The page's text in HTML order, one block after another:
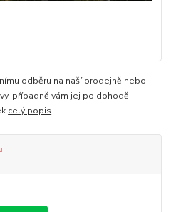
odběru na naší prodejně nebo
případně vám jej po dohodě
celý popis